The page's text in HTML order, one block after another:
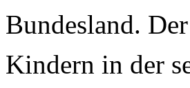
Bundesland.
Kindern in der